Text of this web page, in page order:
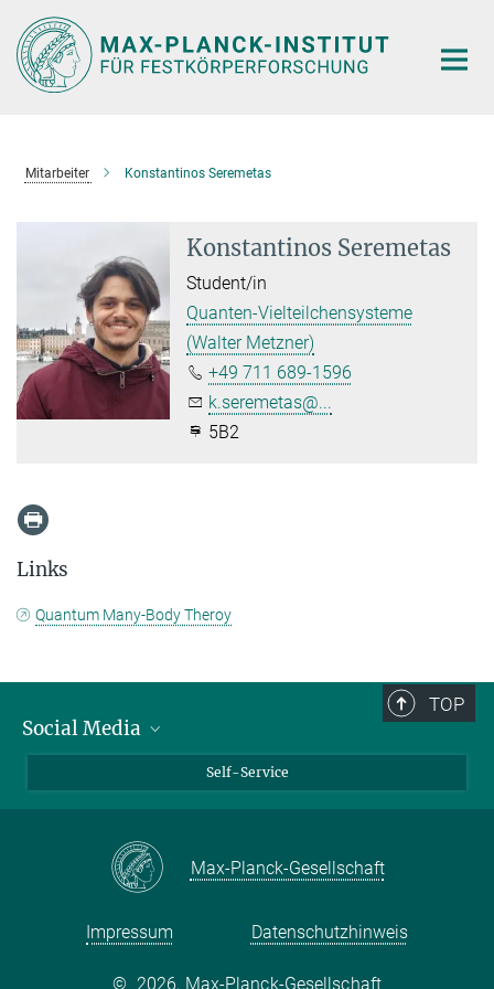
Hauptinhalt
Mitarbeiter Konstantinos Seremetas
Konstantinos Seremetas
Student/in
Quanten-Vielteilchensysteme
(Walter Metzner)
+49 711 689-1596
k.seremetas@...
5B2
Links
Quantum Many-Body Theroy
TOP
Social Media
Facebook
Self-Service
Max-Planck-Gesellschaft
Impressum Datenschutzhinweis
© 2026, Max-Planck-Gesellschaft